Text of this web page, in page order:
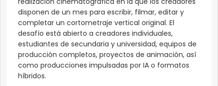
disponen de un mes para escribir, filmar, editar y
completar un cortometraje vertical original. El
desafío está abierto a creadores individuales,
estudiantes de secundaria y universidad, equipos de
producción completos, proyectos de animación, así
como producciones impulsadas por IA o formatos
híbridos.